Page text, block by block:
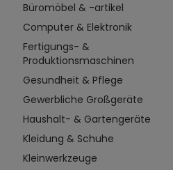
Büromöbel & -artikel
Computer & Elektronik
Fertigungs- &
Produktionsmaschinen
Gesundheit & Pflege
Gewerbliche Großgeräte
Haushalt- & Gartengeräte
Kleidung & Schuhe
Kleinwerkzeuge